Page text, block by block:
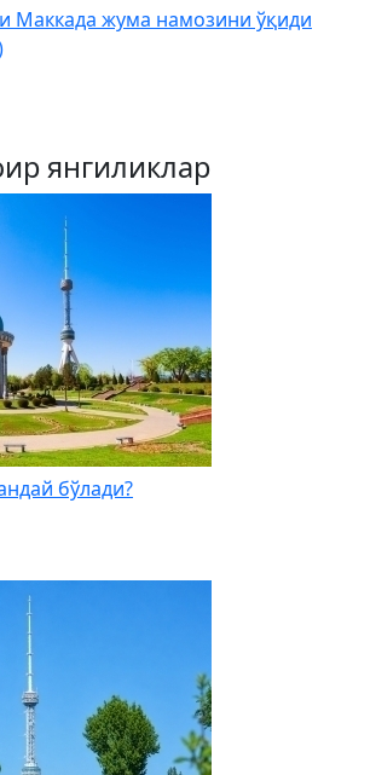
Маккада жума намозини ўқиди
янгиликлар
бўлади?